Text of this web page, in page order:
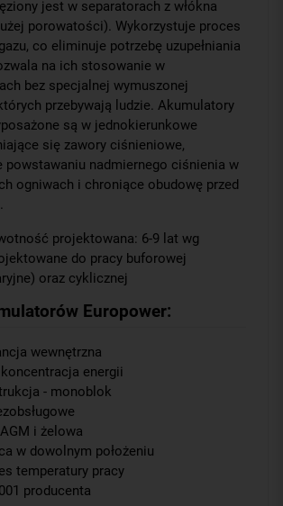
jest w separatorach z włókna
porowatości). Wykorzystuje proces
co eliminuje potrzebę uzupełniania
na ich stosowanie w
bez specjalnej wymuszonej
przebywają ludzie. Akumulatory
są w jednokierunkowe
się zawory ciśnieniowe,
powstawaniu nadmiernego ciśnienia w
ogniwach i chroniące obudowę przed
projektowana: 6-9 lat wg
do pracy buforowej
oraz cyklicznej
Europower:
wewnętrzna
energii
- monoblok
i żelowa
w dowolnym położeniu
temperatury pracy
producenta